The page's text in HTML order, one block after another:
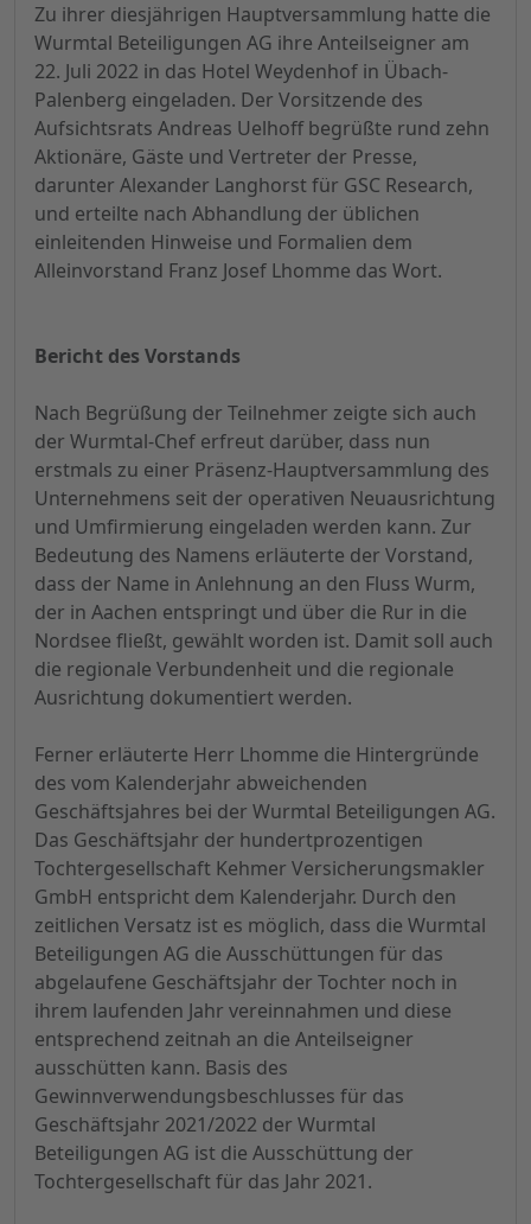
Zu ihrer diesjährigen Hauptversammlung hatte die
Wurmtal Beteiligungen AG ihre Anteilseigner am
22. Juli 2022 in das Hotel Weydenhof in Übach-
Palenberg eingeladen. Der Vorsitzende des
Aufsichtsrats Andreas Uelhoff begrüßte rund zehn
Aktionäre, Gäste und Vertreter der Presse,
darunter Alexander Langhorst für GSC Research,
und erteilte nach Abhandlung der üblichen
einleitenden Hinweise und Formalien dem
Alleinvorstand Franz Josef Lhomme das Wort.
Bericht des Vorstands
Nach Begrüßung der Teilnehmer zeigte sich auch
der Wurmtal-Chef erfreut darüber, dass nun
erstmals zu einer Präsenz-Hauptversammlung des
Unternehmens seit der operativen Neuausrichtung
und Umfirmierung eingeladen werden kann. Zur
Bedeutung des Namens erläuterte der Vorstand,
dass der Name in Anlehnung an den Fluss Wurm,
der in Aachen entspringt und über die Rur in die
Nordsee fließt, gewählt worden ist. Damit soll auch
die regionale Verbundenheit und die regionale
Ausrichtung dokumentiert werden.
Ferner erläuterte Herr Lhomme die Hintergründe
des vom Kalenderjahr abweichenden
Geschäftsjahres bei der Wurmtal Beteiligungen AG.
Das Geschäftsjahr der hundertprozentigen
Tochtergesellschaft Kehmer Versicherungsmakler
GmbH entspricht dem Kalenderjahr. Durch den
zeitlichen Versatz ist es möglich, dass die Wurmtal
Beteiligungen AG die Ausschüttungen für das
abgelaufene Geschäftsjahr der Tochter noch in
ihrem laufenden Jahr vereinnahmen und diese
entsprechend zeitnah an die Anteilseigner
ausschütten kann. Basis des
Gewinnverwendungsbeschlusses für das
Geschäftsjahr 2021/2022 der Wurmtal
Beteiligungen AG ist die Ausschüttung der
Tochtergesellschaft für das Jahr 2021.